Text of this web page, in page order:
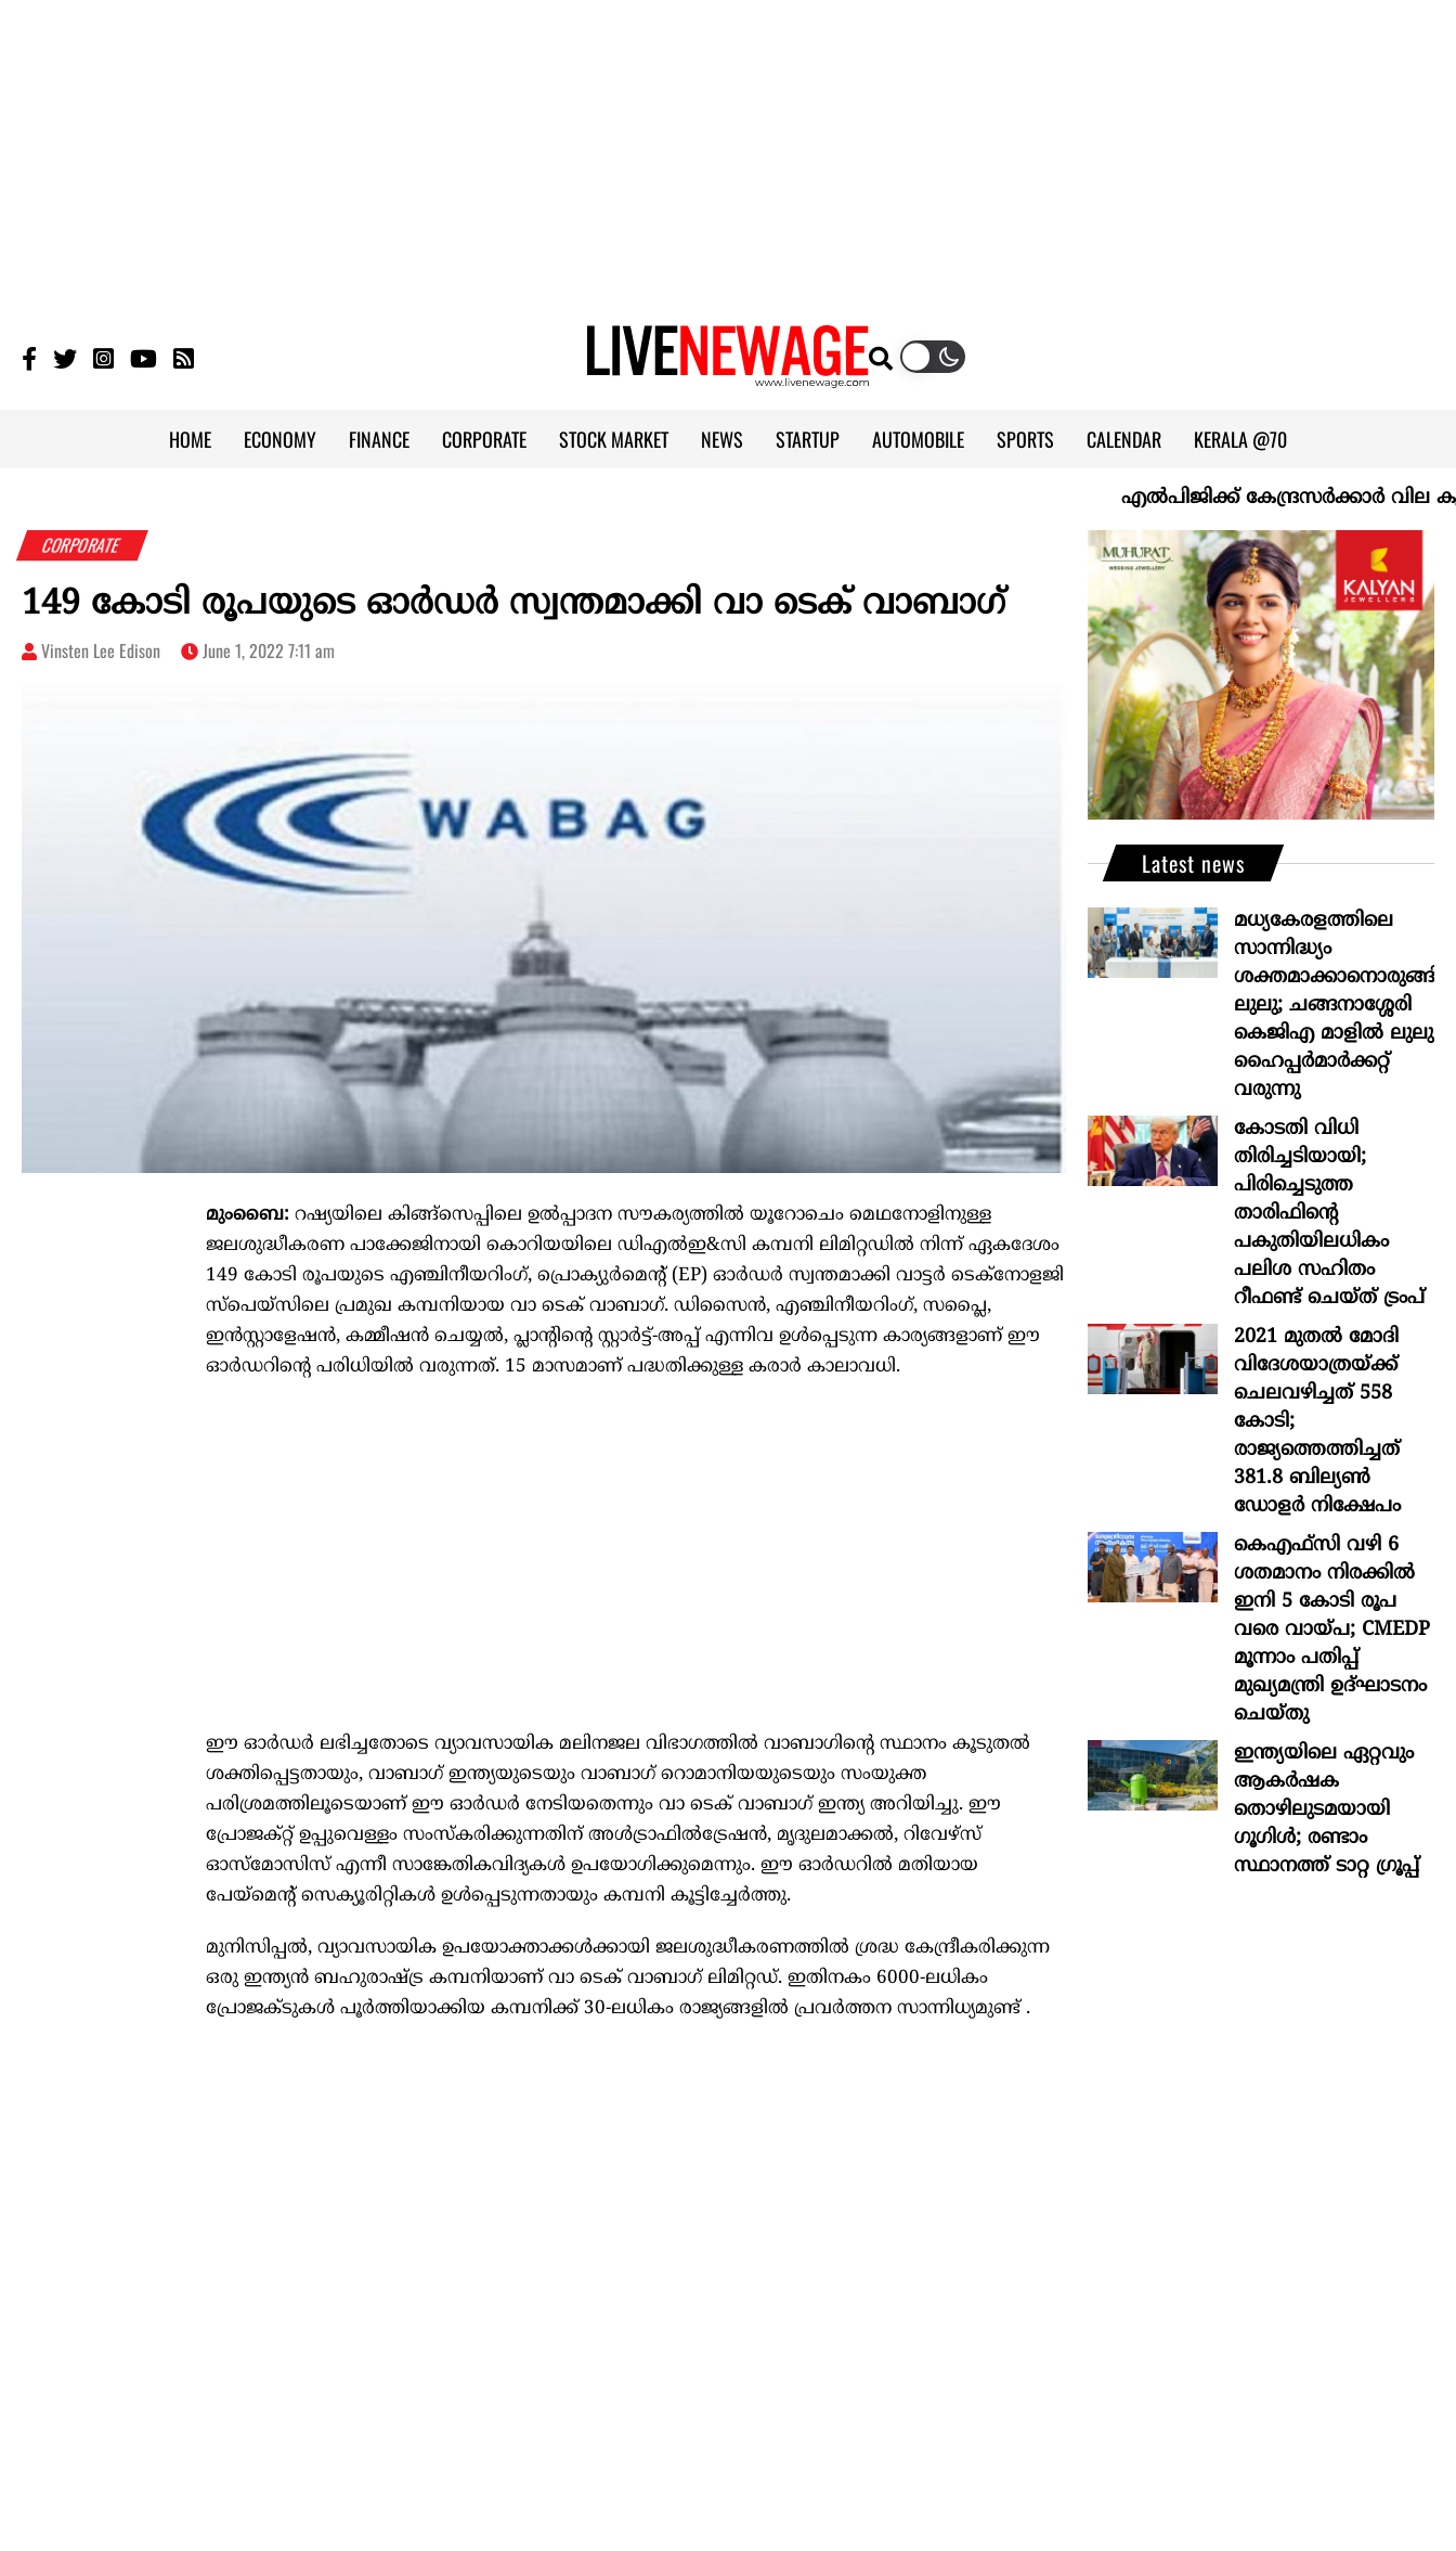
HOME ECONOMY FINANCE CORPORATE STOCK MARKET NEWS STARTUP AUTOMOBILE SPORTS CALENDAR KERALA @70
എല്‍പിജിക്ക് കേന്ദ്രസർക്കാർ വില
CORPORATE
149 കോടി രൂപയുടെ ഓർഡർ സ്വന്തമാക്കി വാ ടെക് വാബാഗ്
Vinsten Lee Edison June 1, 2022 7:11 am
മുംബൈ: റഷ്യയിലെ കിങ്ങ്സെപ്പിലെ ഉൽപ്പാദന സൗകര്യത്തിൽ യൂറോചെം മെഥനോളിനുള്ള
ജലശുദ്ധീകരണ പാക്കേജിനായി കൊറിയയിലെ ഡിഎൽഇ&സി കമ്പനി ലിമിറ്റഡിൽ നിന്ന് ഏകദേശം
149 കോടി രൂപയുടെ എഞ്ചിനീയറിംഗ്, പ്രൊക്യുർമെന്റ് (EP) ഓർഡർ സ്വന്തമാക്കി വാട്ടർ ടെക്‌നോളജി
സ്‌പെയ്‌സിലെ പ്രമുഖ കമ്പനിയായ വാ ടെക് വാബാഗ്. ഡിസൈൻ, എഞ്ചിനീയറിംഗ്, സപ്ലൈ,
ഇൻസ്റ്റാളേഷൻ, കമ്മീഷൻ ചെയ്യൽ, പ്ലാന്റിന്റെ സ്റ്റാർട്ട്-അപ്പ് എന്നിവ ഉൾപ്പെടുന്ന കാര്യങ്ങളാണ് ഈ
ഓർഡറിന്റെ പരിധിയിൽ വരുന്നത്. 15 മാസമാണ് പദ്ധതിക്കുള്ള കരാർ കാലാവധി.
ഈ ഓർഡർ ലഭിച്ചതോടെ വ്യാവസായിക മലിനജല വിഭാഗത്തിൽ വാബാഗിന്റെ സ്ഥാനം കൂടുതൽ
ശക്തിപ്പെട്ടതായും, വാബാഗ് ഇന്ത്യയുടെയും വാബാഗ് റൊമാനിയയുടെയും സംയുക്ത
പരിശ്രമത്തിലൂടെയാണ് ഈ ഓർഡർ നേടിയതെന്നും വാ ടെക് വാബാഗ് ഇന്ത്യ അറിയിച്ചു. ഈ
പ്രോജക്റ്റ് ഉപ്പുവെള്ളം സംസ്കരിക്കുന്നതിന് അൾട്രാഫിൽട്രേഷൻ, മൃദുലമാക്കൽ, റിവേഴ്സ്
ഓസ്മോസിസ് എന്നീ സാങ്കേതികവിദ്യകൾ ഉപയോഗിക്കുമെന്നും. ഈ ഓർഡറിൽ മതിയായ
പേയ്‌മെന്റ് സെക്യൂരിറ്റികൾ ഉൾപ്പെടുന്നതായും കമ്പനി കൂട്ടിച്ചേർത്തു.
മുനിസിപ്പൽ, വ്യാവസായിക ഉപയോക്താക്കൾക്കായി ജലശുദ്ധീകരണത്തിൽ ശ്രദ്ധ കേന്ദ്രീകരിക്കുന്ന
ഒരു ഇന്ത്യൻ ബഹുരാഷ്ട്ര കമ്പനിയാണ് വാ ടെക് വാബാഗ് ലിമിറ്റഡ്. ഇതിനകം 6000-ലധികം
പ്രോജക്ടുകൾ പൂർത്തിയാക്കിയ കമ്പനിക്ക് 30-ലധികം രാജ്യങ്ങളിൽ പ്രവർത്തന സാന്നിധ്യമുണ്ട് .
Latest news
മധ്യകേരളത്തിലെ
സാന്നിദ്ധ്യം
ശക്തമാക്കാനൊരുങ്ങി
ലുലു; ചങ്ങനാശ്ശേരി
കെജിഎ മാളിൽ ലുലു
ഹൈപ്പർമാർക്കറ്റ്
വരുന്നു
കോടതി വിധി
തിരിച്ചടിയായി;
പിരിച്ചെടുത്ത
താരിഫിന്‍റെ
പകുതിയിലധികം
പലിശ സഹിതം
റീഫണ്ട് ചെയ്ത് ട്രംപ്
2021 മുതൽ മോദി
വിദേശയാത്രയ്ക്ക്
ചെലവഴിച്ചത് 558
കോടി;
രാജ്യത്തെത്തിച്ചത്
381.8 ബില്യൺ
ഡോളർ നിക്ഷേപം
കെഎഫ്സി വഴി 6
ശതമാനം നിരക്കിൽ
ഇനി 5 കോടി രൂപ
വരെ വായ്പ; CMEDP
മൂന്നാം പതിപ്പ്
മുഖ്യമന്ത്രി ഉദ്ഘാടനം
ചെയ്തു
ഇന്ത്യയിലെ ഏറ്റവും
ആകര്‍ഷക
തൊഴിലുടമയായി
ഗൂഗിള്‍; രണ്ടാം
സ്ഥാനത്ത് ടാറ്റ ഗ്രൂപ്പ്